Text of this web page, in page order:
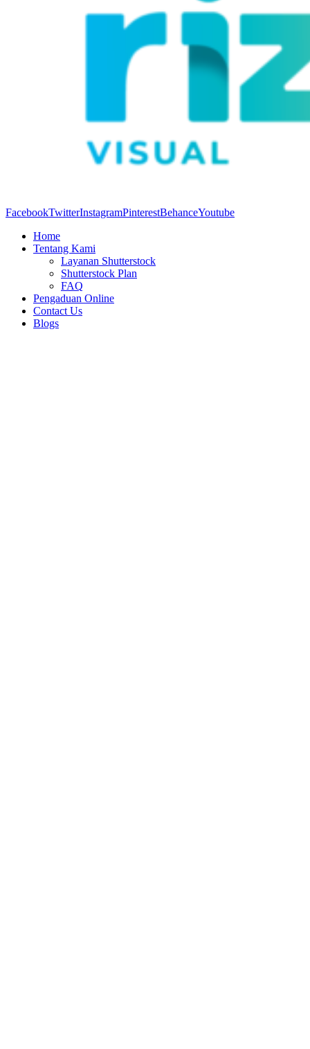
FacebookTwitterInstagramPinterestBehanceYoutube
Home
Tentang Kami
Layanan Shutterstock
Shutterstock Plan
FAQ
Pengaduan Online
Contact Us
Blogs